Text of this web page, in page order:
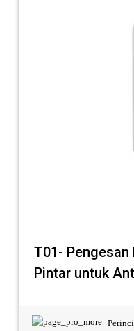
T01- Pengesan
Pintar untuk